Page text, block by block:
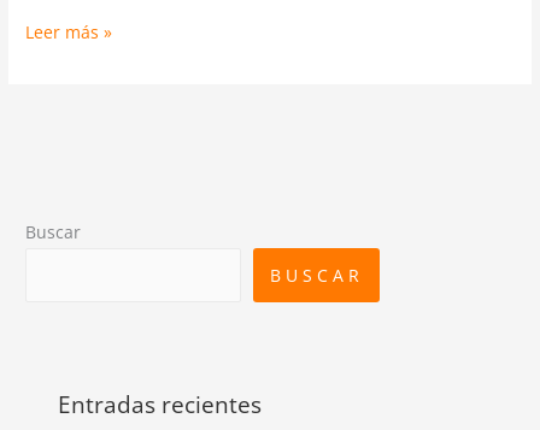
Leer más »
Buscar
BUSCAR
Entradas recientes